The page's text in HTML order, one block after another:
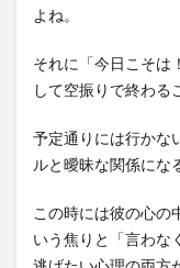
よね。
それに「今日こそは
して空振りで終わる
予定通りには行かな
ルと曖昧な関係にな
この時には彼の心の
いう焦りと「言わな